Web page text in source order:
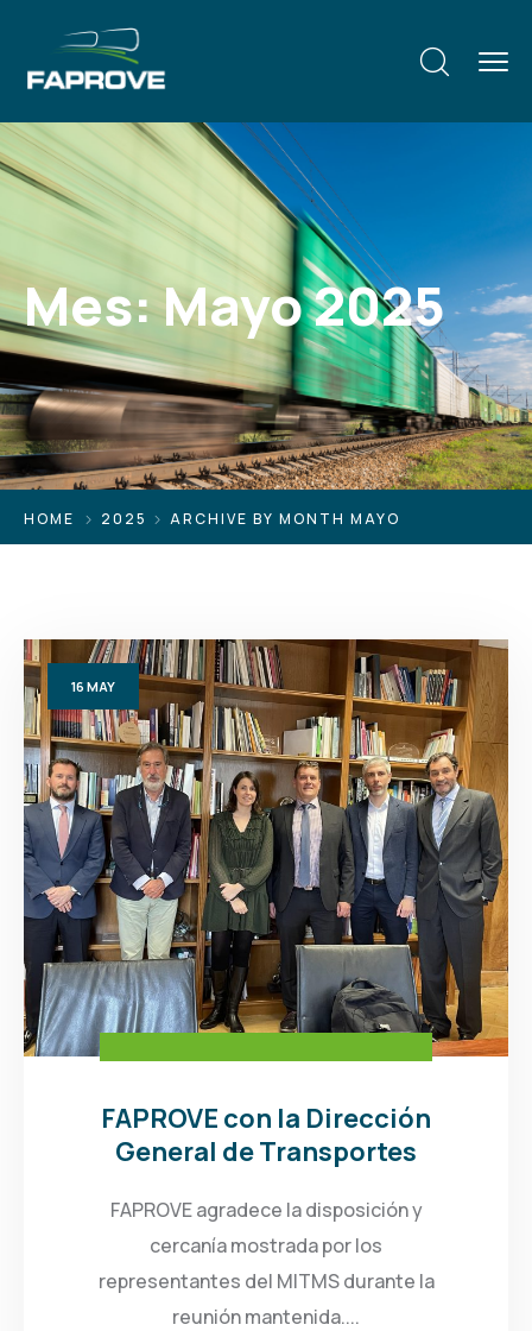
Mes:Mayo 2025
HOME 2025 ARCHIVE BY MONTH MAYO
16 MAY
FAPROVE con la Dirección
General de Transportes
FAPROVE agradece la disposición y
cercanía mostrada por los
representantes del MITMS durante la
reunión mantenida....